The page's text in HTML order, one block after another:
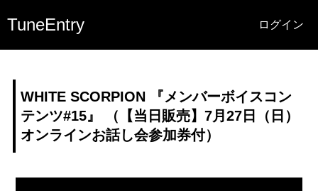
TuneEntry ログイン
WHITE SCORPION 『メンバーボイスコン
テンツ#15』 （【当日販売】7月27日（日）
オンラインお話し会参加券付）